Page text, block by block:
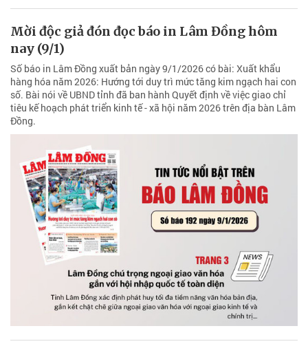
Mời độc giả đón đọc báo in Lâm Đồng hôm
nay (9/1)
Số báo in Lâm Đồng xuất bản ngày 9/1/2026 có bài: Xuất khẩu
hàng hóa năm 2026: Hướng tới duy trì mức tăng kim ngạch hai con
số. Bài nói về UBND tỉnh đã ban hành Quyết định về việc giao chỉ
tiêu kế hoạch phát triển kinh tế - xã hội năm 2026 trên địa bàn Lâm
Đồng.